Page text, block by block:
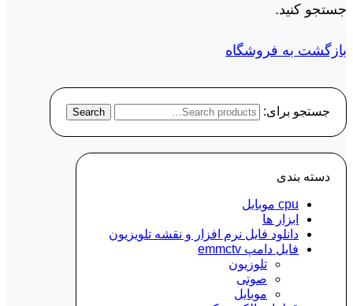
جستجو کنید.
بازگشت به فروشگاه
جستجو برای: Search
دسته‌ بندی
cpu موبایل
ابزار ها
دانلود فایل نرم افزار و نقشه تلویزیون
فایل دامپ emmctv
تلوزیون
صوتی
موبایل